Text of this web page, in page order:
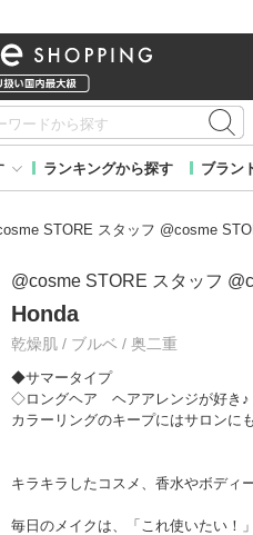
ランキングから探す ブラン
STORE スタッフ @cosme
@cosme STORE スタッフ
Honda
乾燥肌 / ブルベ / 奥二重
◆サマータイプ
◇ロングヘア ヘアアレンジが好き♪
カラーリングのキープにはサロンに
キラキラしたコスメ、香水やボディ
毎日のメイクは、「これ使いたい